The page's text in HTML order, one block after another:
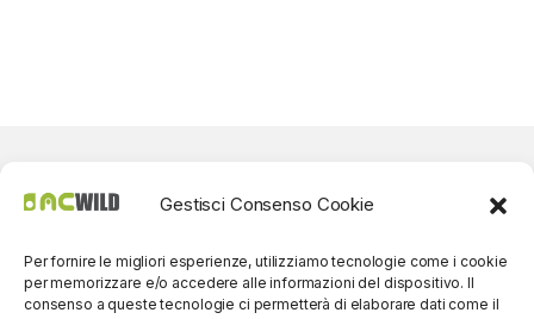
Gestisci Consenso Cookie
Per fornire le migliori esperienze, utilizziamo tecnologie come i cookie
per memorizzare e/o accedere alle informazioni del dispositivo. Il
consenso a queste tecnologie ci permetterà di elaborare dati come il